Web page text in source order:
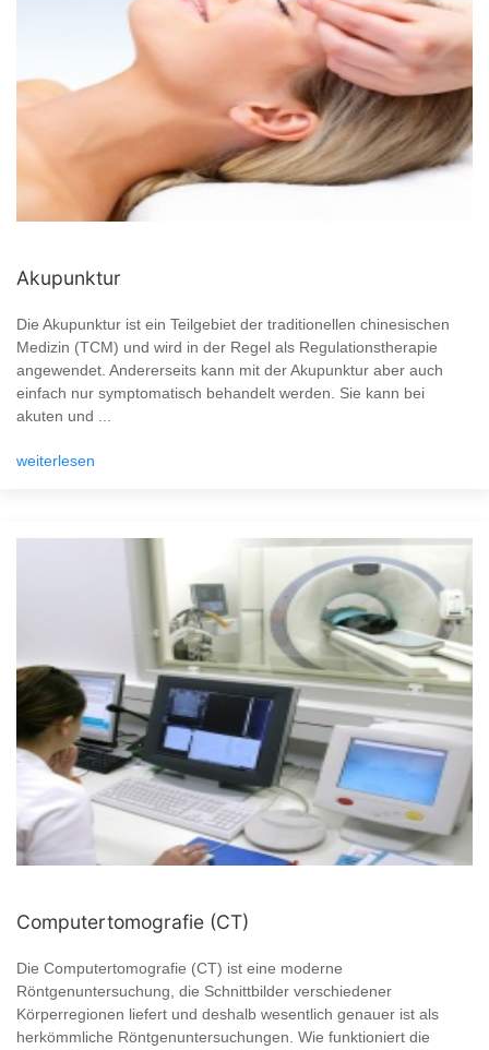
Akupunktur
Die Akupunktur ist ein Teilgebiet der traditionellen chinesischen
Medizin (TCM) und wird in der Regel als Regulationstherapie
angewendet. Andererseits kann mit der Akupunktur aber auch
einfach nur symptomatisch behandelt werden. Sie kann bei
akuten und ...
weiterlesen
Computertomografie (CT)
Die Computertomografie (CT) ist eine moderne
Röntgenuntersuchung, die Schnittbilder verschiedener
Körperregionen liefert und deshalb wesentlich genauer ist als
herkömmliche Röntgenuntersuchungen. Wie funktioniert die